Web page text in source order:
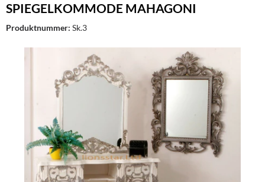
SPIEGELKOMMODE MAHAGONI
Produktnummer: Sk.3